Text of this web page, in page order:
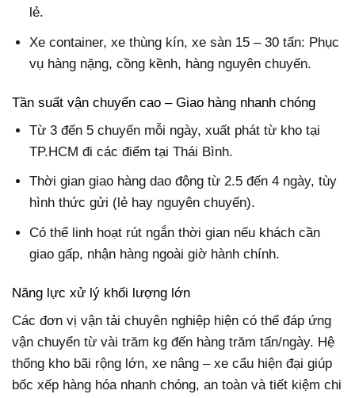
lẻ.
Xe container, xe thùng kín, xe sàn 15 – 30 tấn: Phục
vụ hàng nặng, cồng kềnh, hàng nguyên chuyến.
Tần suất vận chuyển cao – Giao hàng nhanh chóng
Từ 3 đến 5 chuyến mỗi ngày, xuất phát từ kho tại
TP.HCM đi các điểm tại Thái Bình.
Thời gian giao hàng dao động từ 2.5 đến 4 ngày, tùy
hình thức gửi (lẻ hay nguyên chuyến).
Có thể linh hoạt rút ngắn thời gian nếu khách cần
giao gấp, nhận hàng ngoài giờ hành chính.
Năng lực xử lý khối lượng lớn
Các đơn vị vận tải chuyên nghiệp hiện có thể đáp ứng
vận chuyển từ vài trăm kg đến hàng trăm tấn/ngày. Hệ
thống kho bãi rộng lớn, xe nâng – xe cẩu hiện đại giúp
bốc xếp hàng hóa nhanh chóng, an toàn và tiết kiệm chi